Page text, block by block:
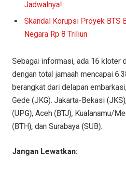
Jadwalnya!
Skandal Korupsi Proyek BTS
Negara Rp 8 Triliun
Sebagai informasi, ada 16 kloter
dengan total jamaah mencapai
berangkat dari delapan
Gede (JKG). Jakarta-Bekasi
(UPG), Aceh (BTJ), Kualanamu/
(BTH), dan Surabaya (SUB).
Jangan Lewatkan: